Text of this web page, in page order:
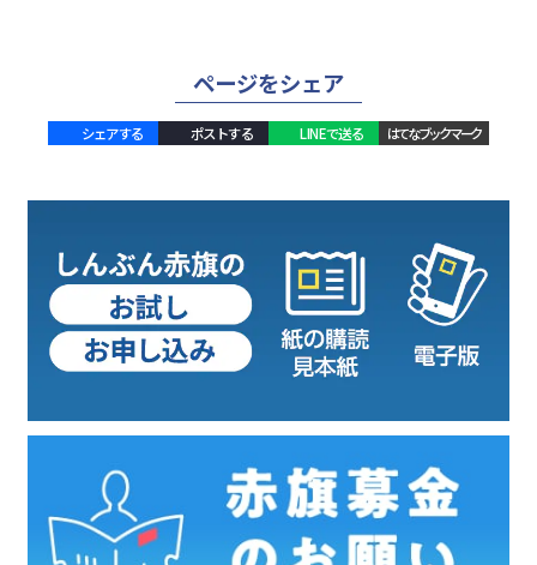
ページをシェア
シェアする ポストする LINEで送る はてなブックマーク